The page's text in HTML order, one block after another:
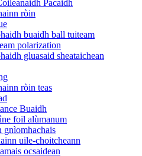
Pacaidh
ròin
buaidh ball tuiteam
polarization
gluasaid sheataichean
ròin teas
Buaidh
foil alùmanum
gnìomhachais
uile-choitcheann
ocsaidean